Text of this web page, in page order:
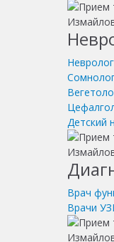
Невролог
Детский
Врач
Врачи